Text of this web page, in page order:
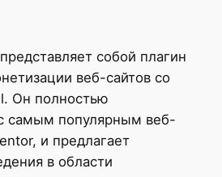
собой плагин
веб-сайтов со
Он полностью
самым популярным веб-
и предлагает
в области